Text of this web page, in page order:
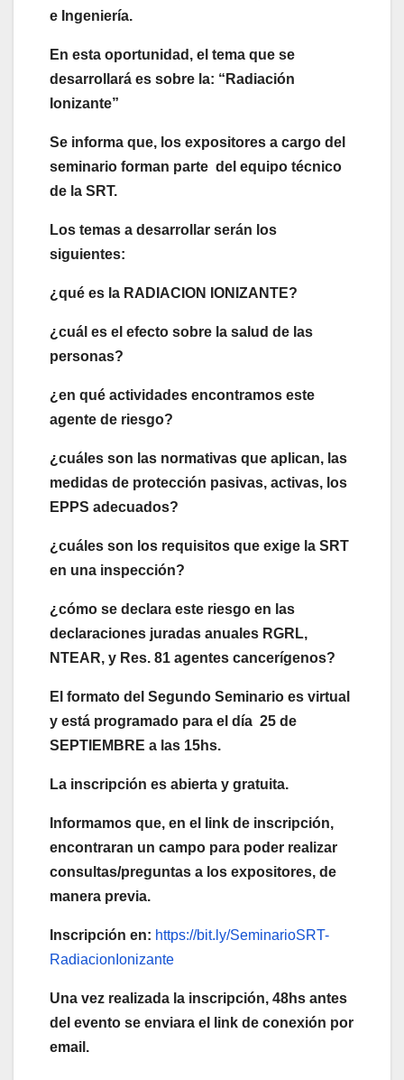
e Ingeniería.
En esta oportunidad, el tema que se
desarrollará es sobre la: “Radiación
Ionizante”
Se informa que, los expositores a cargo del
seminario forman parte del equipo técnico
de la SRT.
Los temas a desarrollar serán los
siguientes:
¿qué es la RADIACION IONIZANTE?
¿cuál es el efecto sobre la salud de las
personas?
¿en qué actividades encontramos este
agente de riesgo?
¿cuáles son las normativas que aplican, las
medidas de protección pasivas, activas, los
EPPS adecuados?
¿cuáles son los requisitos que exige la SRT
en una inspección?
¿cómo se declara este riesgo en las
declaraciones juradas anuales RGRL,
NTEAR, y Res. 81 agentes cancerígenos?
El formato del Segundo Seminario es virtual
y está programado para el día 25 de
SEPTIEMBRE a las 15hs.
La inscripción es abierta y gratuita.
Informamos que, en el link de inscripción,
encontraran un campo para poder realizar
consultas/preguntas a los expositores, de
manera previa.
Inscripción en: https://bit.ly/SeminarioSRT-
RadiacionIonizante
Una vez realizada la inscripción, 48hs antes
del evento se enviara el link de conexión por
email.